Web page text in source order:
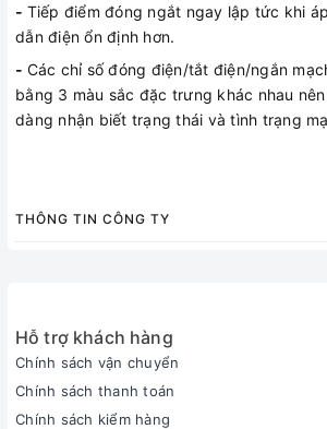
- Tiếp điểm đóng ngắt ngay lập tức khi
dẫn điện ổn định hơn.
- Các chỉ số đóng điện/tắt điện/ngắn
bằng 3 màu sắc đặc trưng khác nhau
dàng nhận biết trạng thái và tình trạng
THÔNG TIN CÔNG TY
Hỗ trợ khách hàng
Chính sách vận chuyển
Chính sách thanh toán
Chính sách kiểm hàng